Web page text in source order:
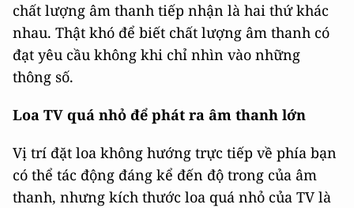
chất lượng âm thanh tiếp nhận là hai thứ khác
nhau. Thật khó để biết chất lượng âm thanh có
đạt yêu cầu không khi chỉ nhìn vào những
thông số.
Loa TV quá nhỏ để phát ra âm thanh lớn
Vị trí đặt loa không hướng trực tiếp về phía bạn
có thể tác động đáng kể đến độ trong của âm
thanh, nhưng kích thước loa quá nhỏ của TV là